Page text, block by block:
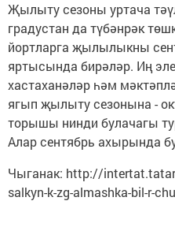
Җылыту сезоны уртача
градустан да түбәнрәк
йортларга җылылыкны
яртысында бирәләр. Иң
хастаханәләр һәм
ягып җылыту сезонына -
торышы нинди булачагы
Алар сентябрь ахырында
Чыганак: http://
salkyn-k-zg-almashka-bil-r-